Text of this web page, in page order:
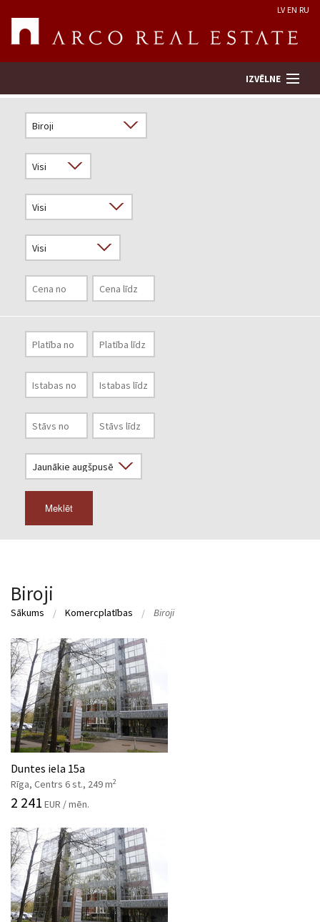
LV EN RU
IZVĒLNE
Novērtēt īpašumu
Uzņēmums
Pakalpojumi
Kontakti
Meklēt
Biroji
Sākums Komercplatības Biroji
Duntes iela 15a
Rīga, Centrs 6 st., 249 m2
2 241 EUR / mēn.